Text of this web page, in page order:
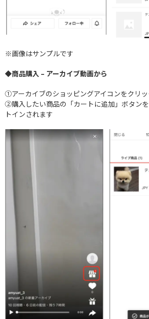
※画像はサンプルです
◆商品購入 – アーカイブ動画から
①アーカイブのショッピングアイコンをクリッ
②購入したい商品の「カートに追加」ボタン
トインされます